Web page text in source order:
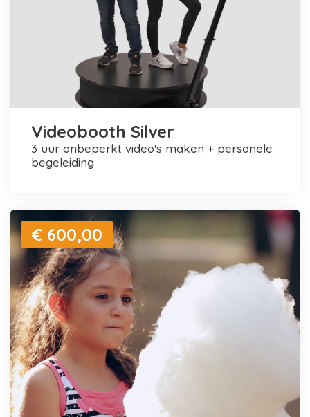
Videobooth Silver
3 uur onbeperkt video's maken + personele
begeleiding
€ 600,00